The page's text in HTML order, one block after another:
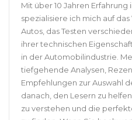
Mit über 10 Jahren
spezialisiere ich mich auf
Autos, das Testen
ihrer technischen
in der Automobilindustrie.
tiefgehende Analysen,
Empfehlungen zur Auswahl
danach, den Lesern zu
zu verstehen und die